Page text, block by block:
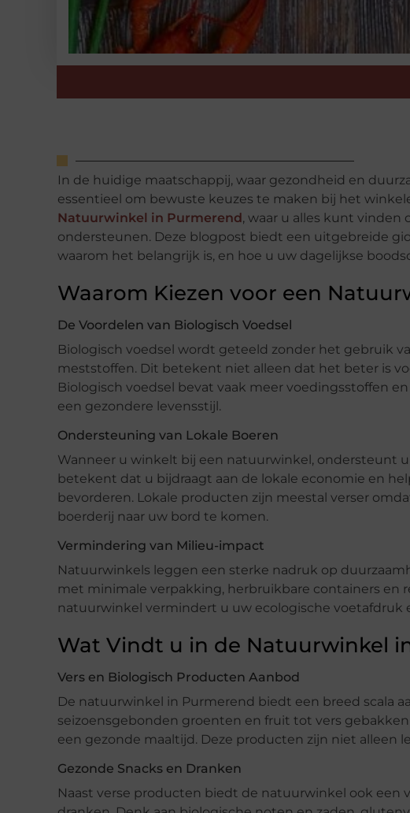
In de huidige maatschappij, waar gezondheid en
essentieel om bewuste keuzes te maken bij het
Natuurwinkel in Purmerend , waar u alles kunt vinden
ondersteunen. Deze blogpost biedt een uitgebreide
waarom het belangrijk is, en hoe u uw dagelijkse
Waarom Kiezen voor een
De Voordelen van Biologisch Voedsel
Biologisch voedsel wordt geteeld zonder het gebruik
meststoffen. Dit betekent niet alleen dat het beter is
Biologisch voedsel bevat vaak meer voedingsstoffen
een gezondere levensstijl.
Ondersteuning van Lokale Boeren
Wanneer u winkelt bij een natuurwinkel, ondersteunt
betekent dat u bijdraagt aan de lokale economie en
bevorderen. Lokale producten zijn meestal verser
boerderij naar uw bord te komen.
Vermindering van Milieu-impact
Natuurwinkels leggen een sterke nadruk op
met minimale verpakking, herbruikbare containers en
natuurwinkel vermindert u uw ecologische voetafdruk
Wat Vindt u in de Natuurwinkel
Vers en Biologisch Producten Aanbod
De natuurwinkel in Purmerend biedt een breed scala
seizoensgebonden groenten en fruit tot vers
een gezonde maaltijd. Deze producten zijn niet alleen
Gezonde Snacks en Dranken
Naast verse producten biedt de natuurwinkel ook een